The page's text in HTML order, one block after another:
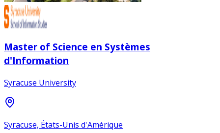
Master of Science en Systèmes
d'Information
Syracuse University
Syracuse, États-Unis d'Amérique